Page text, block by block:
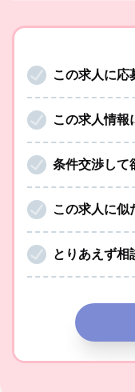
この求人に応
この求人情報
条件交渉して
この求人に似
とりあえず相